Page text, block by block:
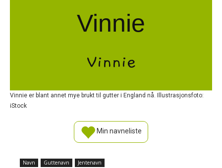
Vinnie
Vinnie
Vinnie er blant annet mye brukt til gutter i England nå. Illustrasjonsfoto:
iStock
Min navneliste
Navn Guttenavn Jentenavn